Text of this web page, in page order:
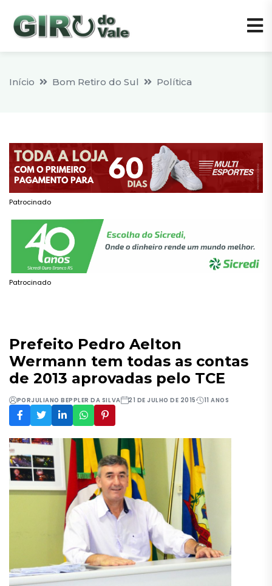
Início Bom Retiro do Sul Política
Patrocinado
Patrocinado
Prefeito Pedro Aelton
Wermann tem todas as contas
de 2013 aprovadas pelo TCE
PORJULIANO BEPPLER DA SILVA 21 DE JULHO DE 2015 11 ANOS